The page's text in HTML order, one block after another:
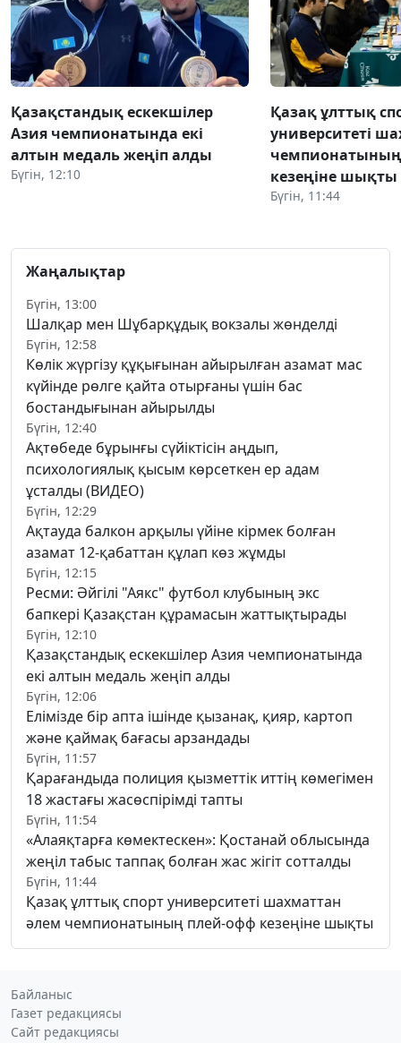
Қазақстандық ескекшілер
Азия чемпионатында екі
алтын медаль жеңіп алды
Бүгін, 12:10
Қазақ ұлттық
университеті
кезеңіне шықты
Бүгін, 11:44
Жаңалықтар
Бүгін, 13:00
Шалқар мен Шұбарқұдық вокзалы жөнделді
Бүгін, 12:58
Көлік жүргізу құқығынан айырылған азамат мас
күйінде рөлге қайта отырғаны үшін бас
бостандығынан айырылды
Бүгін, 12:40
Ақтөбеде бұрынғы сүйіктісін аңдып,
психологиялық қысым көрсеткен ер адам
ұсталды (ВИДЕО)
Бүгін, 12:29
Ақтауда балкон арқылы үйіне кірмек болған
азамат 12-қабаттан құлап көз жұмды
Бүгін, 12:15
Ресми: Әйгілі "Аякс" футбол клубының экс
бапкері Қазақстан құрамасын жаттықтырады
Бүгін, 12:10
Қазақстандық ескекшілер Азия чемпионатында
екі алтын медаль жеңіп алды
Бүгін, 12:06
Елімізде бір апта ішінде қызанақ, қияр, картоп
және қаймақ бағасы арзандады
Бүгін, 11:57
Қарағандыда полиция қызметтік иттің көмегімен
18 жастағы жасөспірімді тапты
Бүгін, 11:54
«Алаяқтарға көмектескен»: Қостанай облысында
жеңіл табыс таппақ болған жас жігіт сотталды
Бүгін, 11:44
Қазақ ұлттық спорт университеті шахматтан
әлем чемпионатының плей-офф кезеңіне шықты
Байланыс
Газет редакциясы
Сайт редакциясы